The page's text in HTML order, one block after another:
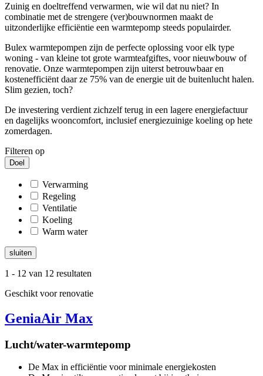
Zuinig en doeltreffend verwarmen, wie wil dat nu niet? In
combinatie met de strengere (ver)bouwnormen maakt de
uitzonderlijke efficiëntie een warmtepomp steeds populairder.
Bulex warmtepompen zijn de perfecte oplossing voor elk type
woning - van kleine tot grote warmteafgiftes, voor nieuwbouw of
renovatie. Onze warmtepompen zijn uiterst betrouwbaar en
kostenefficiënt daar ze 75% van de energie uit de buitenlucht halen.
Slim gezien, toch?
De investering verdient zichzelf terug in een lagere energiefactuur
en dagelijks wooncomfort, inclusief energiezuinige koeling op hete
zomerdagen.
Filteren op
Doel
Verwarming
Regeling
Ventilatie
Koeling
Warm water
sluiten
1 - 12 van 12 resultaten
Geschikt voor renovatie
GeniaAir Max
Lucht/water-warmtepomp
De Max in efficiëntie voor minimale energiekosten